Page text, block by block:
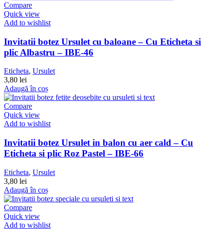
Compare
Quick view
Add to wishlist
Invitatii botez Ursulet cu baloane – Cu Eticheta si
plic Albastru – IBE-46
Eticheta, Ursulet
3,80 lei
Adaugă în coș
Compare
Quick view
Add to wishlist
Invitatii botez Ursulet in balon cu aer cald – Cu
Eticheta si plic Roz Pastel – IBE-66
Eticheta, Ursulet
3,80 lei
Adaugă în coș
Compare
Quick view
Add to wishlist